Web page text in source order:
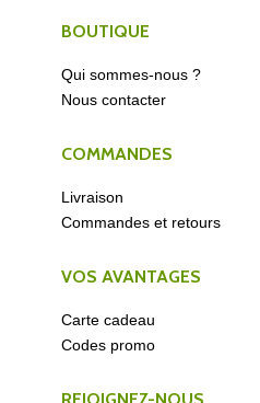
BOUTIQUE
Qui sommes-nous ?
Nous contacter
COMMANDES
Livraison
Commandes et retours
VOS AVANTAGES
Carte cadeau
Codes promo